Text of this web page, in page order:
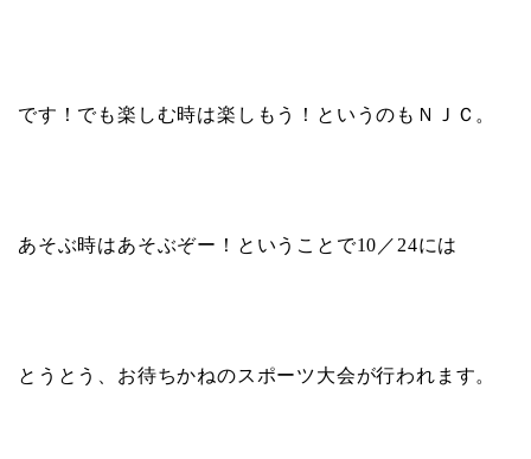
です！でも楽しむ時は楽しもう！というのもＮＪＣ。
あそぶ時はあそぶぞー！ということで10 ／ 24には
とうとう、お待ちかねのスポーツ大会が行われます。